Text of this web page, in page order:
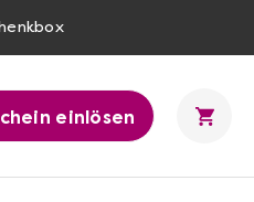
einlösen